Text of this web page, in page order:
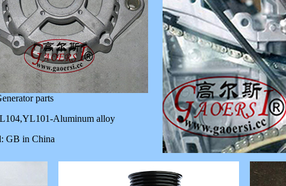
parts
Aluminum alloy
GB in China